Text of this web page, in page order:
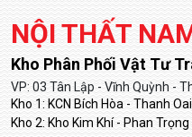
NỘI THẤT
Kho Phân Phối Vật Tư
VP: 03 Tân Lập - Vĩnh Quỳnh -
Kho 1: KCN Bích Hòa - Thanh Oai
Kho 2: Kho Kim Khí - Phan